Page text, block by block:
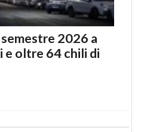
2026 a
e oltre 64 chili di